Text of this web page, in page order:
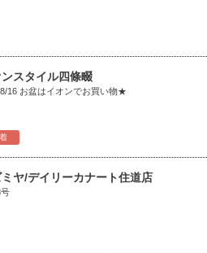
スタイル四條畷
16 お盆はイオンでお買い物★
ヤ/デイリーカナート住道店